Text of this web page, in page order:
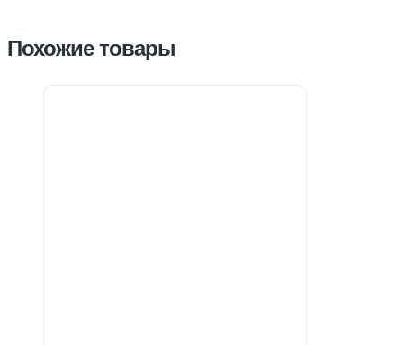
Похожие товары